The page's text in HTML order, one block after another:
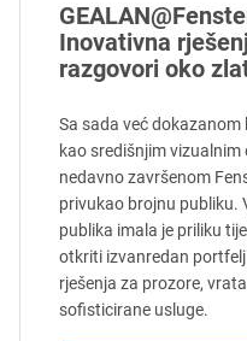
Inovativna
razgovori oko
Sa sada već
kao središnjim vizualnim
nedavno završenom
privukao brojnu publiku.
publika imala je priliku
otkriti izvanredan
rješenja za prozore,
sofisticirane usluge.